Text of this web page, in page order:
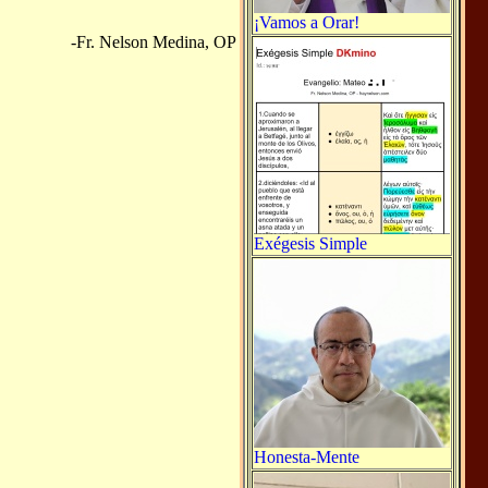
-Fr. Nelson Medina, OP
¡Vamos a Orar!
Exégesis Simple
Honesta-Mente